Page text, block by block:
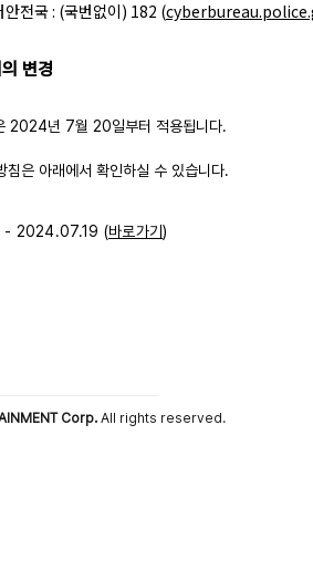
안전국 : (국번없이) 182 (
변경
2024년 7월 20일부터 적용됩니다.
침은 아래에서 확인하실 수 있습니다.
2024.07.19 (바로가기)
Corp.All rights reserved.